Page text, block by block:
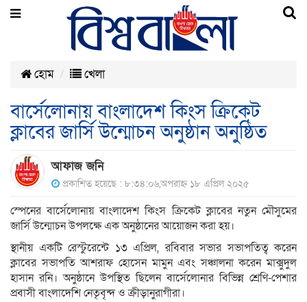
হোম খেলা
বার্সেলোনায় বাংলাদেশ কিংস ক্রিকেট
ক্লাবের জার্সি উন্মোচন অনুষ্ঠান অনুষ্ঠিত
আফাজ জনি
প্রকাশিত হয়েছে : ৮:৩৪:০৬,অপরাহ্ন ১৮ এপ্রিল ২০২৫
স্পেনের বার্সেলোনায় বাংলাদেশ কিংস ক্রিকেট ক্লাবের নতুন মৌসুমের
জার্সি উন্মোচন উপলক্ষে এক অনুষ্ঠানের আয়োজন করা হয়।
স্থানীয় একটি রেস্টুরেন্টে ১৩ এপ্রিল, রবিবার সভার সভাপতিত্ব করেন
ক্লাবের সভাপতি আশরাফ হোসেন মামুন এবং সঞ্চালনা করেন মাক্সুদুল
হাসান রনি। অনুষ্ঠানে উপস্থিত ছিলেন বার্সেলোনার বিভিন্ন শ্রেণি-পেশার
প্রবাসী বাংলাদেশি নেতৃবৃন্দ ও ক্রীড়ানুরাগীরা।